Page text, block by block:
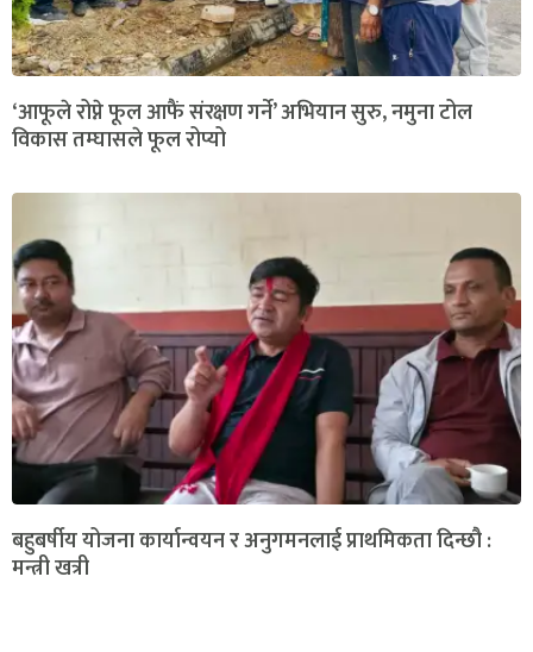
‘आफूले रोप्ने फूल आफैं संरक्षण गर्ने’ अभियान सुरु, नमुना टोल
विकास तम्घासले फूल रोप्यो
बहुबर्षीय योजना कार्यान्वयन र अनुगमनलाई प्राथमिकता दिन्छौ :
मन्त्री खत्री